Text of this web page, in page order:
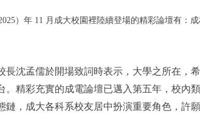
）年 11 月成大校園裡陸續登場的精彩論壇有：成
長沈孟儒於開場致詞時表示，大學之所在，
。精彩充實的成電論壇已邁入第五年，校內
鏈，成大各科系校友居中扮演重要角色，許